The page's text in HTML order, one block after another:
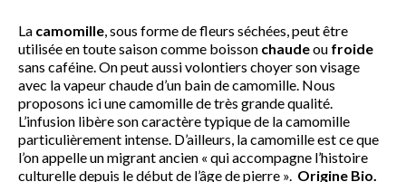
La camomille, sous forme de fleurs séchées, peut être
utilisée en toute saison comme boisson chaudeou froide
sans caféine. On peut aussi volontiers choyer son visage
avec la vapeur chaude d’un bain de camomille. Nous
proposons ici une camomille de très grande qualité.
L’infusion libère son caractère typique de la camomille
particulièrement intense. D’ailleurs, la camomille est ce que
l’on appelle un migrant ancien « qui accompagne l’histoire
culturelle depuis le début de l’âge de pierre ». Origine Bio.